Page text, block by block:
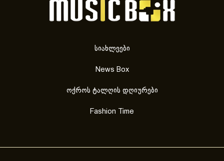
სიახლეები
News Box
ოქროს ტალღის დღიურები
Fashion Time